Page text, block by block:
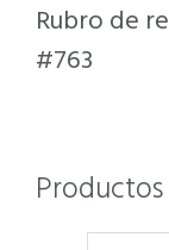
Rubro de
#763